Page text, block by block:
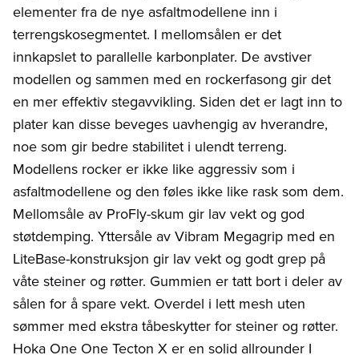
elementer fra de nye asfaltmodellene inn i
terrengskosegmentet. I mellomsålen er det
innkapslet to parallelle karbonplater. De avstiver
modellen og sammen med en rockerfasong gir det
en mer effektiv stegavvikling. Siden det er lagt inn to
plater kan disse beveges uavhengig av hverandre,
noe som gir bedre stabilitet i ulendt terreng.
Modellens rocker er ikke like aggressiv som i
asfaltmodellene og den føles ikke like rask som dem.
Mellomsåle av ProFly-skum gir lav vekt og god
støtdemping. Yttersåle av Vibram Megagrip med en
LiteBase-konstruksjon gir lav vekt og godt grep på
våte steiner og røtter. Gummien er tatt bort i deler av
sålen for å spare vekt. Overdel i lett mesh uten
sømmer med ekstra tåbeskytter for steiner og røtter.
Hoka One One Tecton X er en solid allrounder I